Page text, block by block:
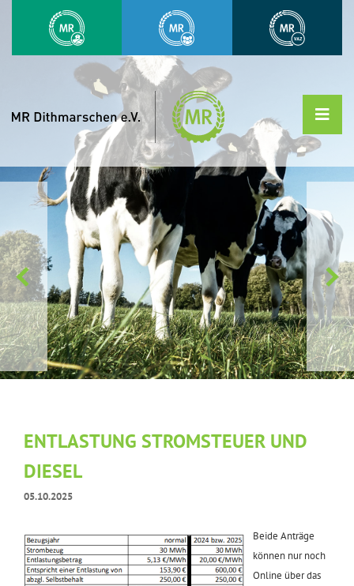
ENTLASTUNG STROMSTEUER UND
DIESEL
05.10.2025
Beide Anträge
können nur noch
Online über das